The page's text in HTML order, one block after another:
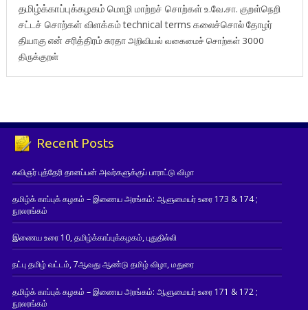
தமிழ்க்காப்புக்கழகம் மொழி மாற்றச் சொற்கள்உ.வே.சா. குறள்நெறி
சட்டச் சொற்கள் விளக்கம்technical terms கலைச்சொல்தோழர்
தியாகுஎன் சரித்திரம்சுரதாஅறிவியல் வகைமைச் சொற்கள் 3000
திருக்குறள்
Recent Posts
கவிஞர் புத்தேரி தானப்பன் அவர்களுக்குப் பாராட்டு விழா
தமிழ்க் காப்புக் கழகம் – இணைய அரங்கம்: ஆளுமையர் உரை 173 & 174 ;
நூலரங்கம்
இணைய உரை 10, தமிழ்க்காப்புக்கழகம், புதுதில்லி
நட்பு தமிழ் வட்டம், 7ஆவது ஆண்டு தமிழ் விழா, மதுரை
தமிழ்க் காப்புக் கழகம் – இணைய அரங்கம்: ஆளுமையர் உரை 171 & 172 ;
நூலரங்கம்